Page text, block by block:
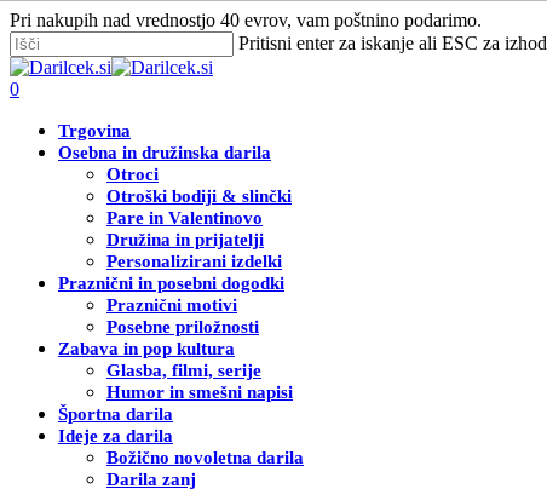
Skip
to
main
content
Pri nakupih nad vrednostjo 40 evrov, vam poštnino podarimo.
Pritisni enter za iskanje ali ESC za izhod
Zapri
iskanje
Išči
0
Trgovina
Osebna in družinska darila
Otroci
Otroški bodiji & slinčki
Pare in Valentinovo
Družina in prijatelji
Personalizirani izdelki
Praznični in posebni dogodki
Praznični motivi
Posebne priložnosti
Zabava in pop kultura
Glasba, filmi, serije
Humor in smešni napisi
Športna darila
Ideje za darila
Božično novoletna darila
Darila zanj